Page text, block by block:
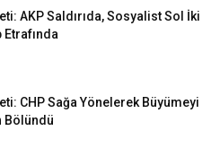
AKP Saldırıda, Sosyalist Sol İki
Etrafında
CHP Sağa Yönelerek Büyümeyi
Bölündü